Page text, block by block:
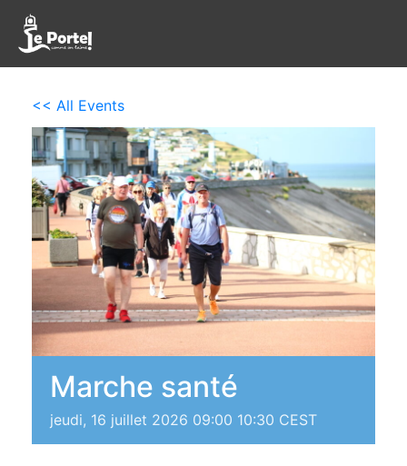
<< All Events
Marche santé
jeudi, 16 juillet 2026 09:00 10:30 CEST